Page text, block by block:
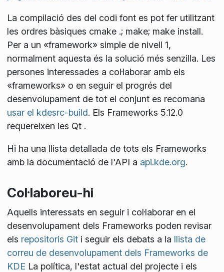
La compilació des del codi font es pot fer utilitzant
les ordres bàsiques cmake .; make; make install.
Per a un «framework» simple de nivell 1,
normalment aquesta és la solució més senzilla. Les
persones interessades a col·laborar amb els
«frameworks» o en seguir el progrés del
desenvolupament de tot el conjunt es recomana
usar el kdesrc-build. Els Frameworks 5.12.0
requereixen les Qt .
Hi ha una llista detallada de tots els Frameworks
amb la documentació de l'API a api.kde.org.
Col·laboreu-hi
Aquells interessats en seguir i col·laborar en el
desenvolupament dels Frameworks poden revisar
els repositoris Giti seguir els debats a la llista de
correu de desenvolupament dels Frameworks de
KDE La política, l'estat actual del projecte i els